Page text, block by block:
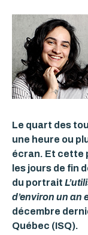
Le quart des
une heure ou
écran. Et cette
les jours de fin
du portrait
d’environ un an
décembre
Québec (ISQ).